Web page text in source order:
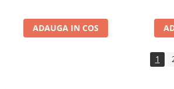
ADAUGA IN COS
1